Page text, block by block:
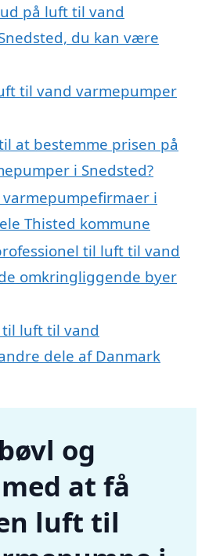
på luft til vand
du kan være
til vand varmepumper
at bestemme prisen på
i Snedsted?
i
Thisted kommune
til luft til vand
omkringliggende byer
luft til vand
dele af Danmark
og
at få
luft til